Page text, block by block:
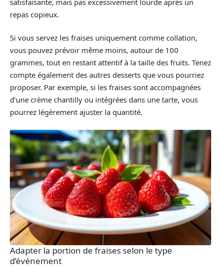
repas copieux.
Si vous servez les fraises uniquement comme collation,
vous pouvez prévoir même moins, autour de 100
grammes, tout en restant attentif à la taille des fruits. Tenez
compte également des autres desserts que vous pourriez
proposer. Par exemple, si les fraises sont accompagnées
d’une crème chantilly ou intégrées dans une tarte, vous
pourrez légèrement ajuster la quantité.
Adapter la portion de fraises selon le type
d’événement